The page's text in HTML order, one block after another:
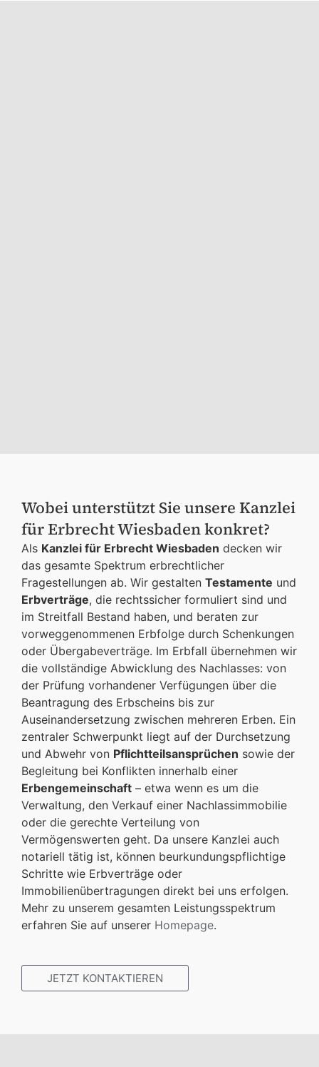
Wobei unterstützt Sie unsere Kanzlei
für Erbrecht Wiesbaden konkret?
Als Kanzlei für Erbrecht Wiesbaden decken wir
das gesamte Spektrum erbrechtlicher
Fragestellungen ab. Wir gestalten Testamente und
Erbverträge, die rechtssicher formuliert sind und
im Streitfall Bestand haben, und beraten zur
vorweggenommenen Erbfolge durch Schenkungen
oder Übergabeverträge. Im Erbfall übernehmen wir
die vollständige Abwicklung des Nachlasses: von
der Prüfung vorhandener Verfügungen über die
Beantragung des Erbscheins bis zur
Auseinandersetzung zwischen mehreren Erben. Ein
zentraler Schwerpunkt liegt auf der Durchsetzung
und Abwehr von Pflichtteilsansprüchen sowie der
Begleitung bei Konflikten innerhalb einer
Erbengemeinschaft – etwa wenn es um die
Verwaltung, den Verkauf einer Nachlassimmobilie
oder die gerechte Verteilung von
Vermögenswerten geht. Da unsere Kanzlei auch
notariell tätig ist, können beurkundungspflichtige
Schritte wie Erbverträge oder
Immobilienübertragungen direkt bei uns erfolgen.
Mehr zu unserem gesamten Leistungsspektrum
erfahren Sie auf unserer Homepage.
JETZT KONTAKTIEREN